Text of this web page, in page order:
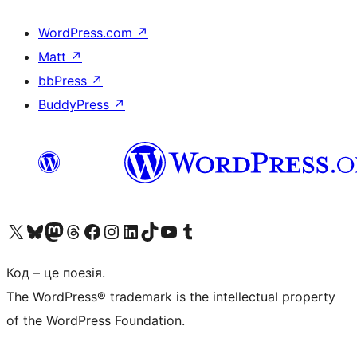
WordPress.com ↗
Matt ↗
bbPress ↗
BuddyPress ↗
Visit our X (formerly Twitter) account
Visit our Bluesky account
Завітайте до нашої стрічки в Mastodon
Visit our Threads account
Завітайте на нашу сторінку в Facebook
Visit our Instagram account
Visit our LinkedIn account
Visit our TikTok account
Visit our YouTube channel
Visit our Tumblr account
Код – це поезія.
The WordPress® trademark is the intellectual property
of the WordPress Foundation.